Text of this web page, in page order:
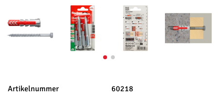
Artikelnummer
60218